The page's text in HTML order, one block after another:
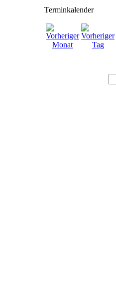
Terminkalender